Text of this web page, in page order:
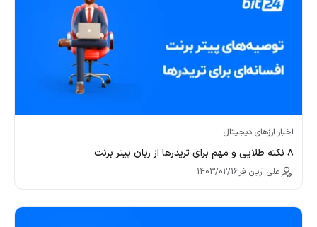
اخبار ارزهای دیجیتال
۸ نکته طلایی و مهم برای تریدرها از زبان پیتر برنت
علی آریان فر1403/02/16